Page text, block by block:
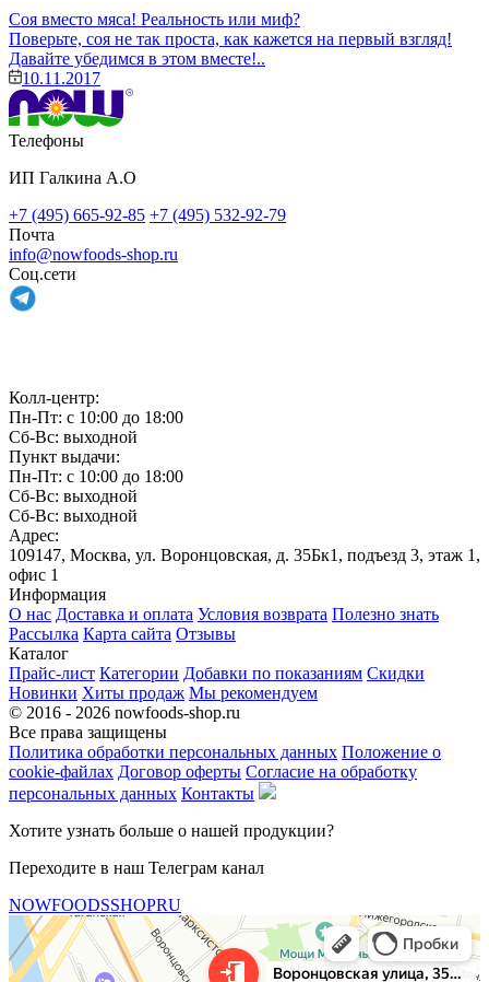
Соя вместо мяса! Реальность или миф?
Поверьте, соя не так проста, как кажется на первый взгляд!
Давайте убедимся в этом вместе!..
10.11.2017
Телефоны
ИП Галкина А.О
+7 (495) 665-92-85 +7 (495) 532-92-79
Почта
info@nowfoods-shop.ru
Соц.сети
Колл-центр:
Пн-Пт: с 10:00 до 18:00
Сб-Вс: выходной
Пункт выдачи:
Пн-Пт: с 10:00 до 18:00
Сб-Вс: выходной
Сб-Вс: выходной
Адрес:
109147, Москва, ул. Воронцовская, д. 35Бк1, подъезд 3, этаж 1,
офис 1
Информация
О нас Доставка и оплата Условия возврата Полезно знать
Рассылка Карта сайта Отзывы
Каталог
Прайс-лист Категории Добавки по показаниям Скидки
Новинки Хиты продаж Мы рекомендуем
© 2016 - 2026 nowfoods-shop.ru
Все права защищены
Политика обработки персональных данных Положение о
cookie-файлах Договор оферты Согласие на обработку
персональных данных Контакты
Хотите узнать больше о нашей продукции?
Переходите в наш Телеграм канал
NOWFOODSSHOPRU